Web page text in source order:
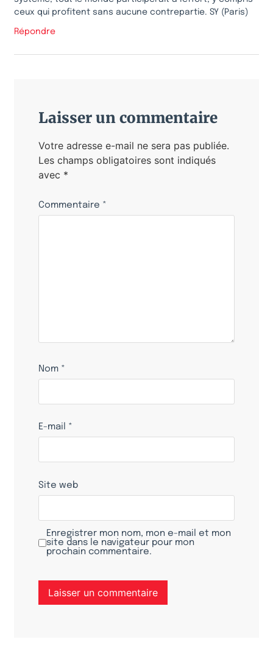
ceux qui profitent sans aucune contrepartie. SY (Paris)
Répondre
Laisser un commentaire
Votre adresse e-mail ne sera pas publiée.
Les champs obligatoires sont indiqués
avec *
Commentaire *
Nom *
E-mail *
Site web
Enregistrer mon nom, mon e-mail et mon
site dans le navigateur pour mon
prochain commentaire.